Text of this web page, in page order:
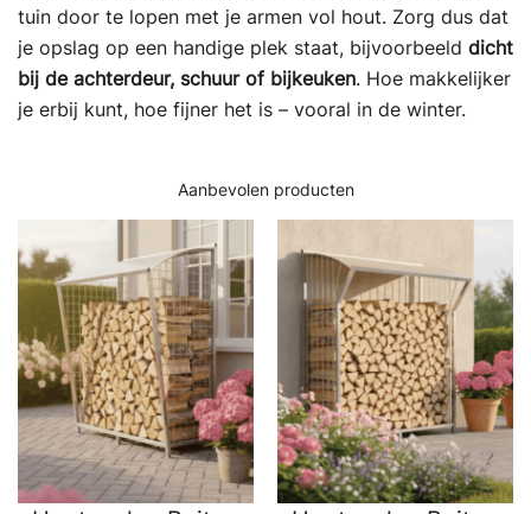
tuin door te lopen met je armen vol hout. Zorg dus dat
je opslag op een handige plek staat, bijvoorbeeld dicht
bij de achterdeur, schuur of bijkeuken. Hoe makkelijker
je erbij kunt, hoe fijner het is – vooral in de winter.
Aanbevolen producten